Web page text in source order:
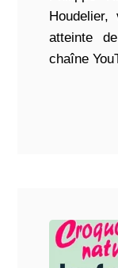
Houdelier,
atteinte
chaîne